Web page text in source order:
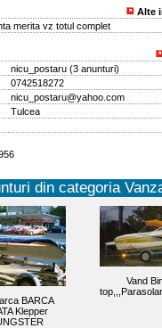
Alte
merita vz totul complet
nicu_postaru(3 anunturi)
0742518272
nicu_postaru@yahoo.com
Tulcea
din categoria
BARCA
Klepper
Vand